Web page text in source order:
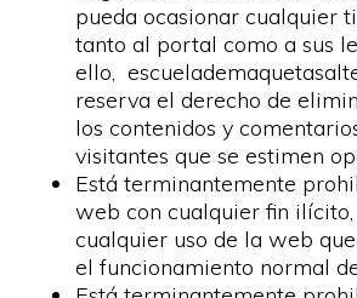
pueda ocasionar cualquier
tanto al portal como a sus
ello,
reserva el derecho de
los contenidos y
visitantes que se estimen
Está terminantemente
web con cualquier fin
cualquier uso de la web
el funcionamiento normal